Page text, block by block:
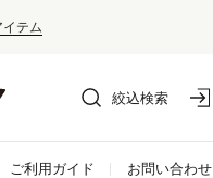
テム
絞込検索
ご利用ガイド お問い合わせ